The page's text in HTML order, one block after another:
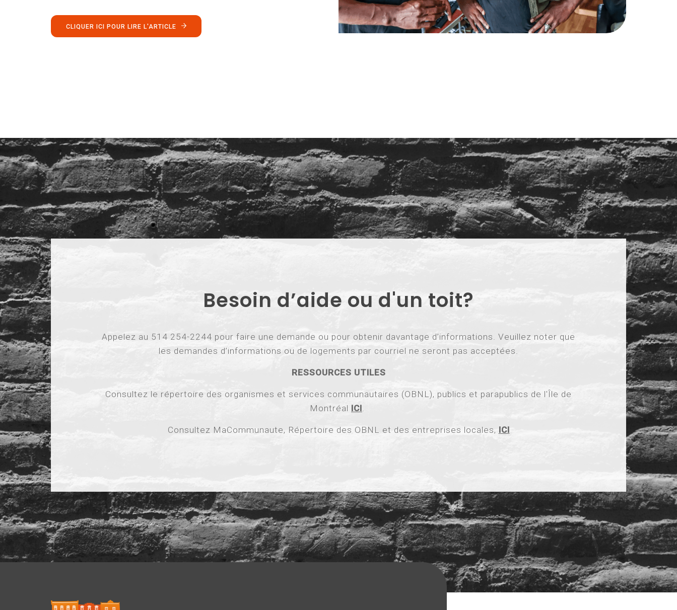
CLIQUER ICI POUR LIRE L'ARTICLE
Besoin d’aide ou d'un toit?
Appelez au 514 254-2244 pour faire une demande ou pour obtenir davantage d’informations. Veuillez noter que
les demandes d’informations ou de logements par courriel ne seront pas acceptées.
RESSOURCES UTILES
Consultez le répertoire des organismes et services communautaires (OBNL), publics et parapublics de l'Île de
Montréal ICI.
Consultez MaCommunaute, Répertoire des OBNL et des entreprises locales, ICI